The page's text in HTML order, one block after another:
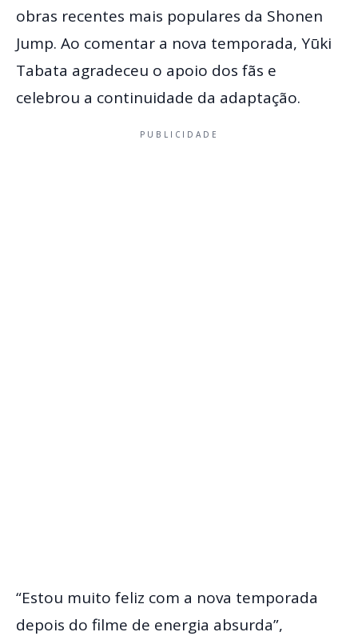
obras recentes mais populares da Shonen
Jump. Ao comentar a nova temporada, Yūki
Tabata agradeceu o apoio dos fãs e
celebrou a continuidade da adaptação.
PUBLICIDADE
“Estou muito feliz com a nova temporada
depois do filme de energia absurda”,